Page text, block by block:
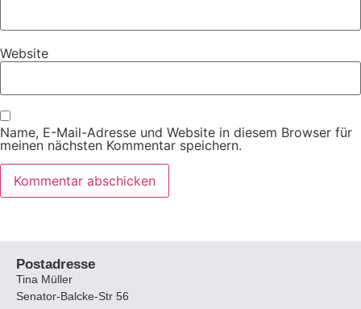
Website
Name, E-Mail-Adresse und Website in diesem Browser für
meinen nächsten Kommentar speichern.
Postadresse
Tina Müller
Senator-Balcke-Str 56